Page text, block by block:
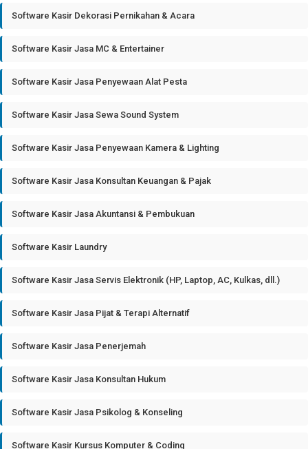
Software Kasir Dekorasi Pernikahan & Acara
Software Kasir Jasa MC & Entertainer
Software Kasir Jasa Penyewaan Alat Pesta
Software Kasir Jasa Sewa Sound System
Software Kasir Jasa Penyewaan Kamera & Lighting
Software Kasir Jasa Konsultan Keuangan & Pajak
Software Kasir Jasa Akuntansi & Pembukuan
Software Kasir Laundry
Software Kasir Jasa Servis Elektronik (HP, Laptop, AC, Kulkas, dll.)
Software Kasir Jasa Pijat & Terapi Alternatif
Software Kasir Jasa Penerjemah
Software Kasir Jasa Konsultan Hukum
Software Kasir Jasa Psikolog & Konseling
Software Kasir Kursus Komputer & Coding